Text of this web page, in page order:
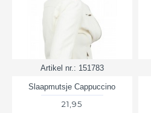
Artikel nr.: 151783
Slaapmutsje Cappuccino
21,95